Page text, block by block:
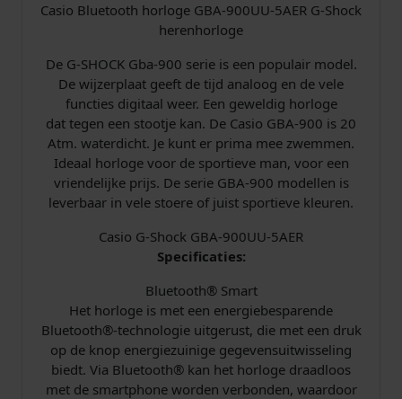
e
p
r
i
j
s
w
a
s
:
:
€
1
1
6
,
0
.
Casio Bluetooth horloge GBA-900UU-5AER G-Shock
herenhorloge
De G-SHOCK Gba-900 serie is een populair model.
De wijzerplaat geeft de tijd analoog en de vele
functies digitaal weer. Een geweldig horloge
dat tegen een stootje kan. De Casio GBA-900 is 20
Atm. waterdicht. Je kunt er prima mee zwemmen.
Ideaal horloge voor de sportieve man, voor een
vriendelijke prijs. De serie GBA-900 modellen is
leverbaar in vele stoere of juist sportieve kleuren.
Casio G-Shock GBA-900UU-5AER
Specificaties:
Bluetooth® Smart
Het horloge is met een energiebesparende
Bluetooth®-technologie uitgerust, die met een druk
op de knop energiezuinige gegevensuitwisseling
biedt. Via Bluetooth® kan het horloge draadloos
met de smartphone worden verbonden, waardoor